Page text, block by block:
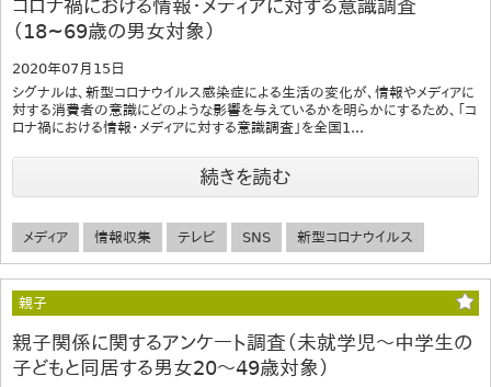
コロナ禍における情報・メディアに対する意識調査
（18~69歳の男女対象）
2020年07月15日
シグナルは、新型コロナウイルス感染症による生活の変化が、情報やメディアに
対する消費者の意識にどのような影響を与えているかを明らかにするため、「コ
ロナ禍における情報・メディアに対する意識調査」を全国1...
続きを読む
メディア 情報収集 テレビ SNS 新型コロナウイルス
親子
親子関係に関するアンケート調査（未就学児～中学生の
子どもと同居する男女20～49歳対象）